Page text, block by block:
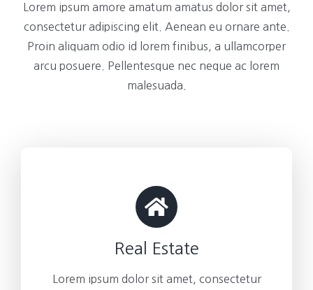
Lorem ipsum amore amatum amatus dolor sit amet,
consectetur adipiscing elit. Aenean eu ornare ante.
Proin aliquam odio id lorem finibus, a ullamcorper
arcu posuere. Pellentesque nec neque ac lorem
malesuada.
Real Estate
Lorem ipsum dolor sit amet, consectetur